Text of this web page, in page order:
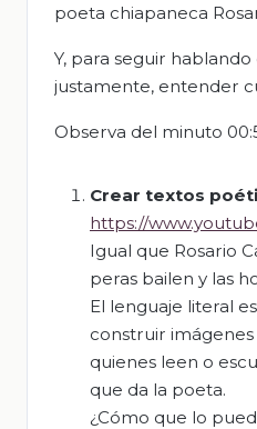
poeta chiapaneca
Y, para seguir
justamente, entender
Observa del minuto
Crear textos
https://
Igual que Rosario
peras bailen y las
El lenguaje literal
construir
quienes leen o
que da la poeta.
¿Cómo que lo